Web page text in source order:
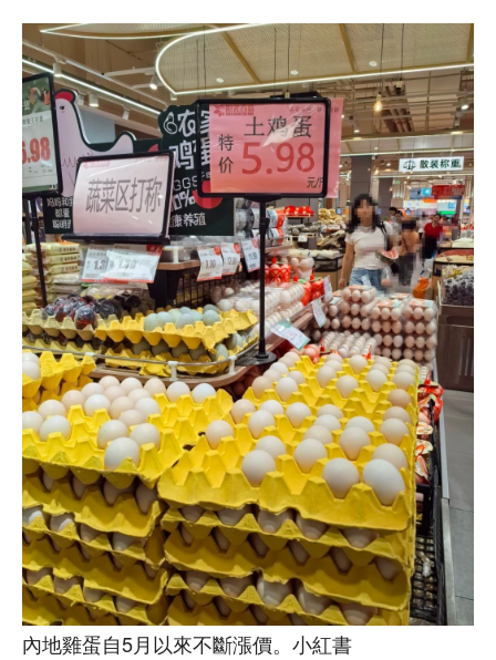
內地雞蛋自5月以來不斷漲價。小紅書